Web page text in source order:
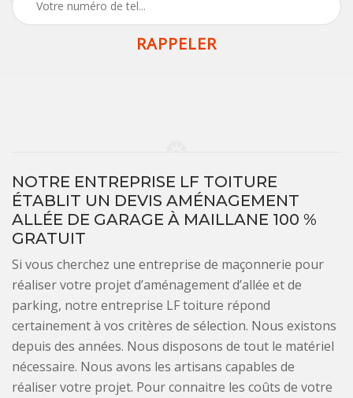
NOTRE ENTREPRISE LF TOITURE
ÉTABLIT UN DEVIS AMÉNAGEMENT
ALLÉE DE GARAGE À MAILLANE 100 %
GRATUIT
Si vous cherchez une entreprise de maçonnerie pour
réaliser votre projet d’aménagement d’allée et de
parking, notre entreprise LF toiture répond
certainement à vos critères de sélection. Nous existons
depuis des années. Nous disposons de tout le matériel
nécessaire. Nous avons les artisans capables de
réaliser votre projet. Pour connaitre les coûts de votre